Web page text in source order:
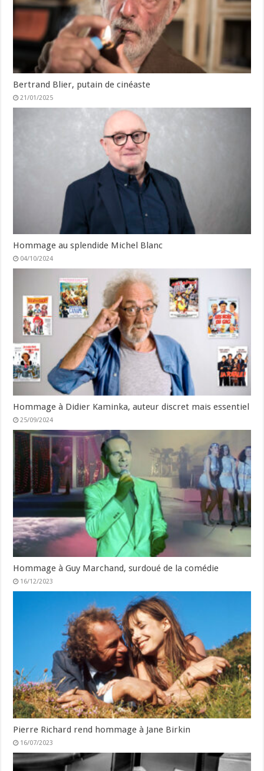
Bertrand Blier, putain de cinéaste
21/01/2025
Hommage au splendide Michel Blanc
04/10/2024
Hommage à Didier Kaminka, auteur discret mais essentiel
25/09/2024
Hommage à Guy Marchand, surdoué de la comédie
16/12/2023
Pierre Richard rend hommage à Jane Birkin
16/07/2023